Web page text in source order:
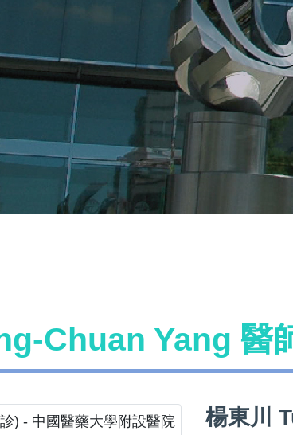
Chuan Yang 醫
楊東川